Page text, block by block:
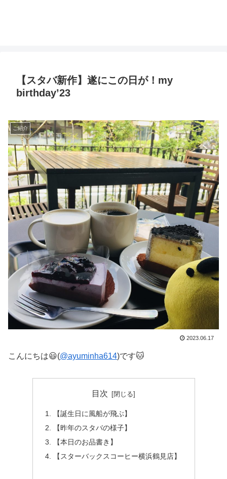
【スタバ新作】遂にこの日が！my
birthday’23
ご紹介
2023.06.17
こんにちは😃(@ayuminha614)です🐱
目次
【誕生日に風船が飛ぶ】
【昨年のスタバの様子】
【本日のお品書き】
【スターバックスコーヒー横浜鶴見店】